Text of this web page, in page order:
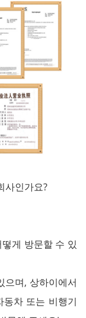
사인가요?
게 방문할 수 있
으며, 상하이에서
차 또는 비행기